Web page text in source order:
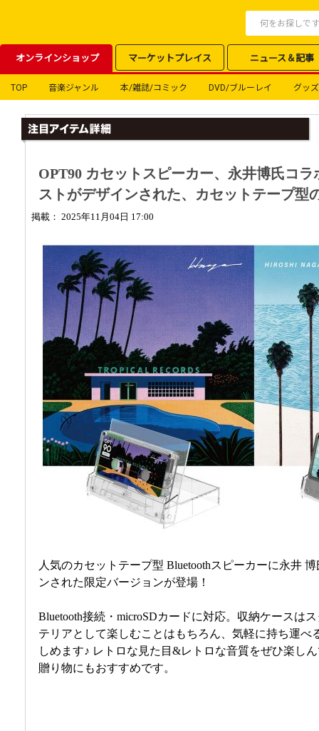
オンラインショップ マーケットプレイス ニュース＆記事
TOP 音楽ジャンル 本/雑誌/コミック DVD/ブルーレイ グッズ
OPT90 カセットスピーカー、永井博氏コ
ストがデザインされた、カセットテープ型
掲載： 2025年11月04日 17:00
人気のカセットテープ型 Bluetoothスピーカーに永井
ンされた限定バージョンが登場！
Bluetooth接続・microSDカードに対応。収納ケースは
テリアとして楽しむことはもちろん、気軽に持ち運べ
しめます♪ レトロな見た目&レトロな音質をぜひ楽し
贈り物にもおすすめです。